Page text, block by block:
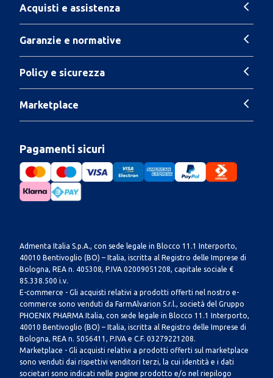
Acquisti e assistenza
Garanzie e normative
Policy e sicurezza
Marketplace
Pagamenti sicuri
Admenta Italia S.p.A., con sede legale in Blocco 11.1 Interporto,
40010 Bentivoglio (BO) – Italia, iscritta al Registro delle Imprese di
Bologna, REA n. 405308, P.IVA 02009051208, capitale sociale €
85.338.500 i.v.
E-commerce - Gli acquisti relativi a prodotti offerti nel nostro e-
commerce sono venduti da FarmAlvarion S.r.l., società del Gruppo
PHOENIX PHARMA Italia, con sede legale in Blocco 11.1 Interporto,
40010 Bentivoglio (BO) – Italia, iscritta al Registro delle Imprese di
Bologna, REA n. 5056411, P.IVA e C.F. 03279221208.
Marketplace - Gli acquisti relativi a prodotti offerti sul marketplace
sono venduti dai rispettivi venditori terzi, la cui identità e i dati
societari sono indicati nelle pagine prodotto e/o nel riepilogo